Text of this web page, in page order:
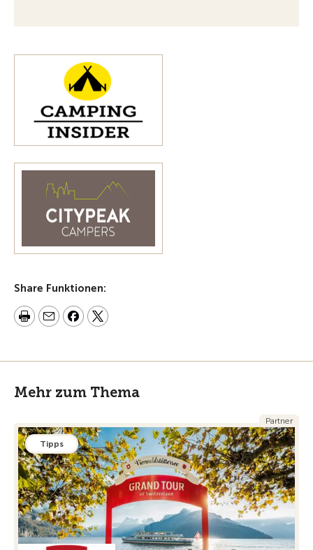
Share Funktionen:
Mehr zum Thema
Partner
Tipps